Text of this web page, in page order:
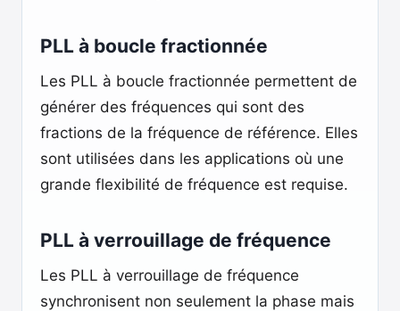
PLL à boucle fractionnée
Les PLL à boucle fractionnée permettent de
générer des fréquences qui sont des
fractions de la fréquence de référence. Elles
sont utilisées dans les applications où une
grande flexibilité de fréquence est requise.
PLL à verrouillage de fréquence
Les PLL à verrouillage de fréquence
synchronisent non seulement la phase mais